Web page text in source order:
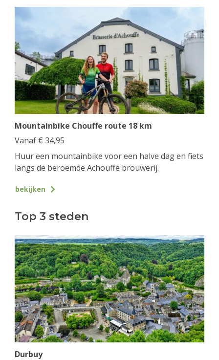
Mountainbike Chouffe route 18 km
Vanaf € 34,95
Huur een mountainbike voor een halve dag en fiets
langs de beroemde Achouffe brouwerij.
bekijken
Top 3 steden
Durbuy